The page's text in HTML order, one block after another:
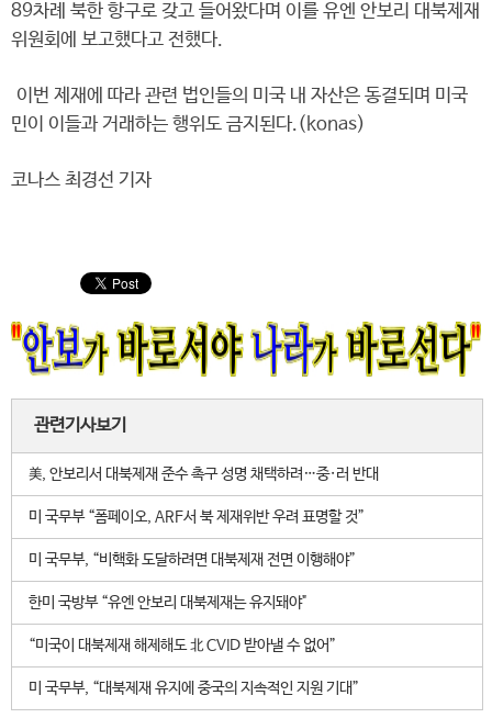
89차례 북한 항구로 갖고 들어왔다며 이를 유엔 안보리 대북제재
위원회에 보고했다고 전했다.
이번 제재에 따라 관련 법인들의 미국 내 자산은 동결되며 미국
민이 이들과 거래하는 행위도 금지된다.(konas)
코나스 최경선 기자
관련기사보기
美, 안보리서 대북제재 준수 촉구 성명 채택하려…중·러 반대
미 국무부 “폼페이오, ARF서 북 제재위반 우려 표명할 것”
미 국무부, “비핵화 도달하려면 대북제재 전면 이행해야”
한미 국방부 “유엔 안보리 대북제재는 유지돼야"
“미국이 대북제재 해제해도 北 CVID 받아낼 수 없어”
미 국무부, “대북제재 유지에 중국의 지속적인 지원 기대”